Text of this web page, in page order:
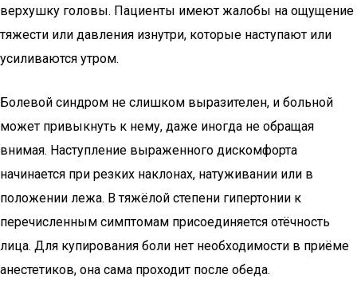
верхушку головы. Пациенты имеют жалобы на ощущение
тяжести или давления изнутри, которые наступают или
усиливаются утром.
Болевой синдром не слишком выразителен, и больной
может привыкнуть к нему, даже иногда не обращая
внимая. Наступление выраженного дискомфорта
начинается при резких наклонах, натуживании или в
положении лежа. В тяжёлой степени гипертонии к
перечисленным симптомам присоединяется отёчность
лица. Для купирования боли нет необходимости в приёме
анестетиков, она сама проходит после обеда.